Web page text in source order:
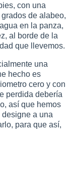
con una
de alabeo,
en la panza,
al borde de la
que llevemos.
una
hecho es
cero y con
perdida debería
así que hemos
a una
para que así,